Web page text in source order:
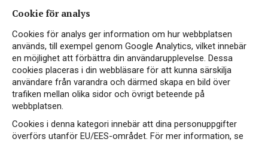
Våra producenter
Cookie för analys
Cookies för analys ger information om hur webbplatsen
används, till exempel genom Google Analytics, vilket innebär
en möjlighet att förbättra din användarupplevelse. Dessa
cookies placeras i din webbläsare för att kunna särskilja
användare från varandra och därmed skapa en bild över
trafiken mellan olika sidor och övrigt beteende på
webbplatsen.
Cookies i denna kategori innebär att dina personuppgifter
överförs utanför EU/EES-området. För mer information, se